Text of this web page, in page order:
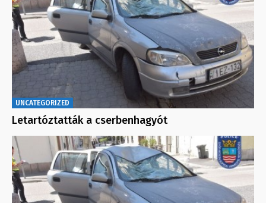
UNCATEGORIZED
Letartóztatták a cserbenhagyót